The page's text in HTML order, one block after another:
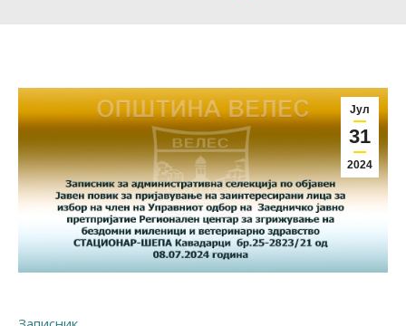
Јул
31
2024